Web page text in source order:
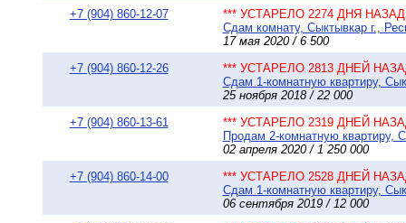
+7 (904) 860-12-07
*** УСТАРЕЛО 2274 ДНЯ НАЗАД
Сдам комнату, Сыктывкар г.,
17 мая 2020 / 6 500
+7 (904) 860-12-26
*** УСТАРЕЛО 2813 ДНЕЙ
Сдам 1-комнатную квартиру,
25 ноября 2018 / 22 000
+7 (904) 860-13-61
*** УСТАРЕЛО 2319 ДНЕЙ
Продам 2-комнатную квартиру,
02 апреля 2020 / 1 250 000
+7 (904) 860-14-00
*** УСТАРЕЛО 2528 ДНЕЙ
Сдам 1-комнатную квартиру,
06 сентября 2019 / 12 000